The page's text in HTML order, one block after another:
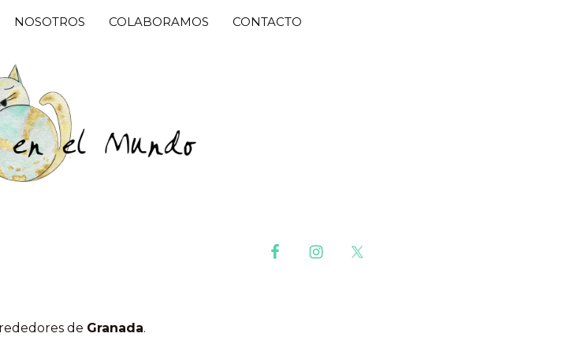
NOSOTROS COLABORAMOS CONTACTO
de Granada.